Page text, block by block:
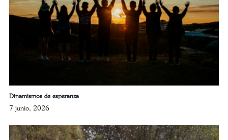
Dinamismos de esperanza
7 junio, 2026